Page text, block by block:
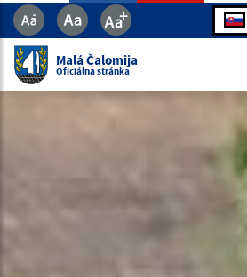
Malá Čalomija
Oficiálna stránka